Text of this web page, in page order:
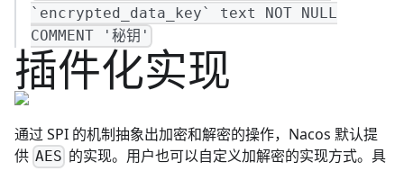
`encrypted_data_key` text NOT NULL
COMMENT '秘钥'
插件化实现
通过 SPI 的机制抽象出加密和解密的操作，Nacos 默认提
供 AES 的实现。用户也可以自定义加解密的实现方式。具